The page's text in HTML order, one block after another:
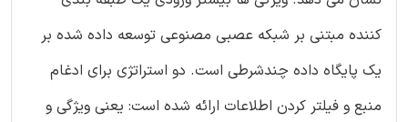
کننده مبتنی بر شبکه عصبی مصنوعی توسعه داده شده بر
یک پایگاه داده چندشرطی است. دو استراتژی برای ادغام
منبع و فیلتر کردن اطلاعات ارائه شده است: یعنی ویژگی و